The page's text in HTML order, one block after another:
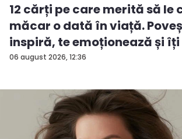
06 august 2026, 12:36
12 cărți pe care merită să le
măcar o dată în viață.
inspiră, te emoționează și